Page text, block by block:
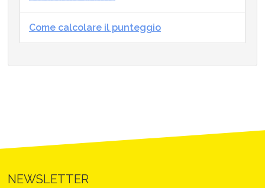
Come calcolare il punteggio
NEWSLETTER